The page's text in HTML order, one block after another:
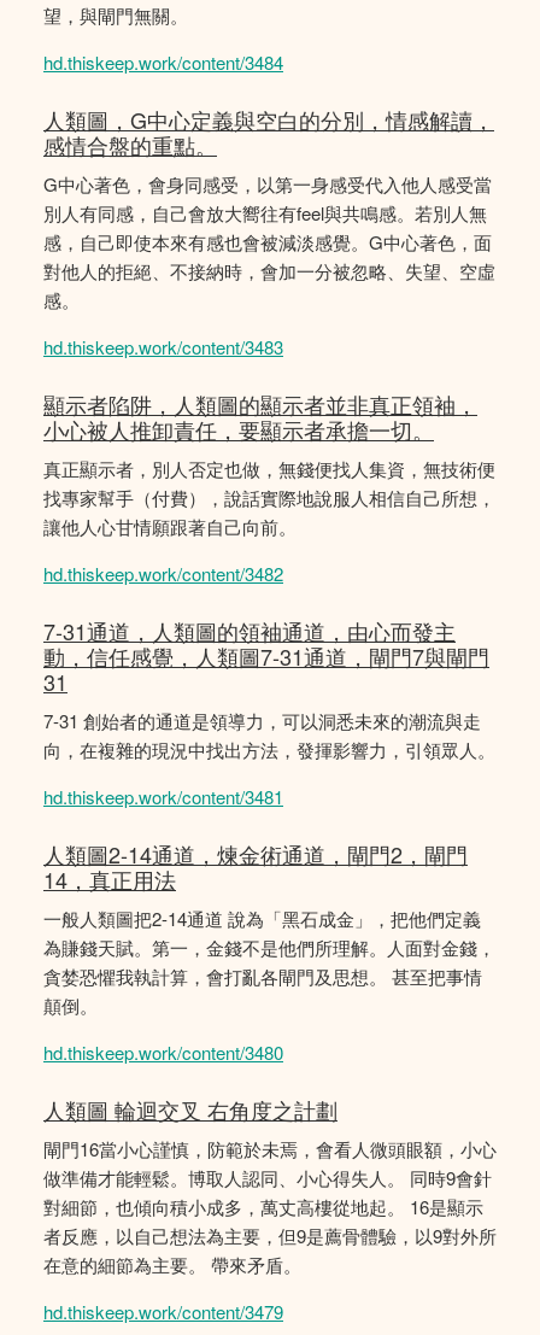
望，與閘門無關。
hd.thiskeep.work/content/3484
人類圖，G中心定義與空白的分別，情感解讀，
感情合盤的重點。
G中心著色，會身同感受，以第一身感受代入他人感受當
別人有同感，自己會放大嚮往有feel與共鳴感。若別人無
感，自己即使本來有感也會被減淡感覺。G中心著色，面
對他人的拒絕、不接納時，會加一分被忽略、失望、空虛
感。
hd.thiskeep.work/content/3483
顯示者陷阱，人類圖的顯示者並非真正領袖，
小心被人推卸責任，要顯示者承擔一切。
真正顯示者，別人否定也做，無錢便找人集資，無技術便
找專家幫手（付費），說話實際地說服人相信自己所想，
讓他人心甘情願跟著自己向前。
hd.thiskeep.work/content/3482
7-31通道，人類圖的領袖通道，由心而發主
動，信任感覺，人類圖7-31通道，閘門7與閘門
31
7-31 創始者的通道是領導力，可以洞悉未來的潮流與走
向，在複雜的現況中找出方法，發揮影響力，引領眾人。
hd.thiskeep.work/content/3481
人類圖2-14通道，煉金術通道，閘門2，閘門
14，真正用法
一般人類圖把2-14通道 說為「黑石成金」，把他們定義
為賺錢天賦。第一，金錢不是他們所理解。人面對金錢，
貪婪恐懼我執計算，會打亂各閘門及思想。 甚至把事情
顛倒。
hd.thiskeep.work/content/3480
人類圖 輪迴交叉 右角度之計劃
閘門16當小心謹慎，防範於未焉，會看人微頭眼額，小心
做準備才能輕鬆。博取人認同、小心得失人。 同時9會針
對細節，也傾向積小成多，萬丈高樓從地起。 16是顯示
者反應，以自己想法為主要，但9是薦骨體驗，以9對外所
在意的細節為主要。 帶來矛盾。
hd.thiskeep.work/content/3479